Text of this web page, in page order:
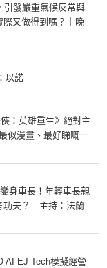
引發嚴重氣候反常與
際又做得到嗎？｜晚
以諾
：英雄重生》絕對主
似漫畫、最好睇嘅一
身車長！年輕車長親
功夫？︱主持：法蘭
AI EJ Tech模擬經營